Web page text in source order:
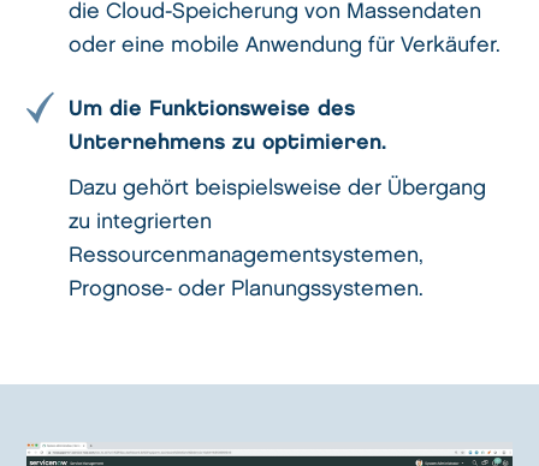
die Cloud-Speicherung von Massendaten
oder eine mobile Anwendung für Verkäufer.
Um die Funktionsweise des
Unternehmens zu optimieren.
Dazu gehört beispielsweise der Übergang
zu integrierten
Ressourcenmanagementsystemen,
Prognose- oder Planungssystemen.